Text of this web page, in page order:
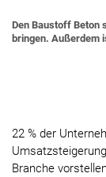
Den Baustoff Beton
bringen. Außerdem
22 % der
Branche